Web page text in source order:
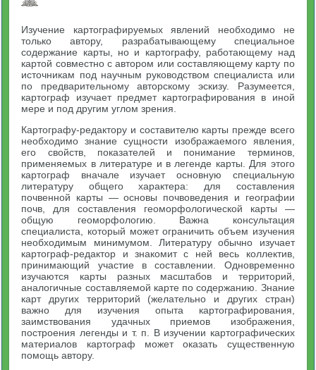
Изучение картографируемых явлений необходимо не
только автору, разрабатывающему специальное
содержание карты, но и картографу, работающему над
картой совместно с автором или составляющему карту по
источникам под научным руководством специалиста или
по предварительному авторскому эскизу. Разумеется,
картограф изучает предмет картографирования в иной
мере и под другим углом зрения.
Картографу-редактору и составителю карты прежде всего
необходимо знание сущности изображаемого явления,
его свойств, показателей и понимание терминов,
применяемых в литературе и в легенде карты. Для этого
картограф вначале изучает основную специальную
литературу общего характера: для составления
почвенной карты — основы почвоведения и географии
почв, для составления геоморфологической карты —
общую геоморфологию. Важна консультация
специалиста, который может ограничить объем изучения
необходимым минимумом. Литературу обычно изучает
картограф-редактор и знакомит с ней весь коллектив,
принимающий участие в составлении. Одновременно
изучаются карты разных масштабов и территорий,
аналогичные составляемой карте по содержанию. Знание
карт других территорий (желательно и других стран)
важно для изучения опыта картографирования,
заимствования удачных приемов изображения,
построения легенды и т. п. В изучении картографических
материалов картограф может оказать существенную
помощь автору.